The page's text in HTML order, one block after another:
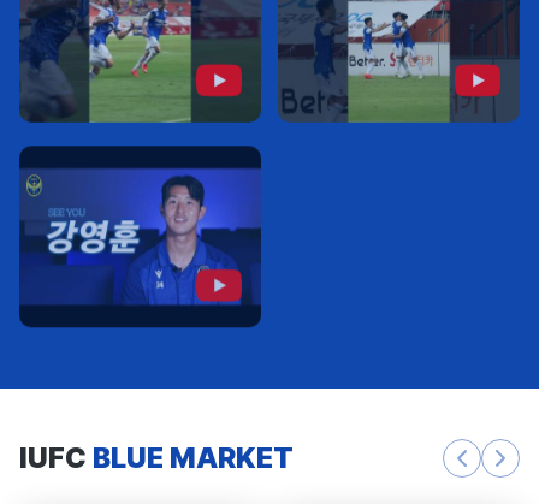
IUFC BLUE MARKET